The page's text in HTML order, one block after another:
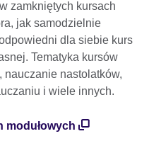
zamkniętych kursach
jak samodzielnie
dla siebie kurs
Tematyka kursów
nastolatków,
i wiele innych.
modułowych